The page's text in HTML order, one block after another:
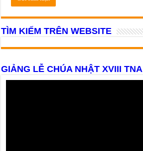
TÌM KIẾM TRÊN WEBSITE
GIẢNG LỄ CHÚA NHẬT XVIII TNA